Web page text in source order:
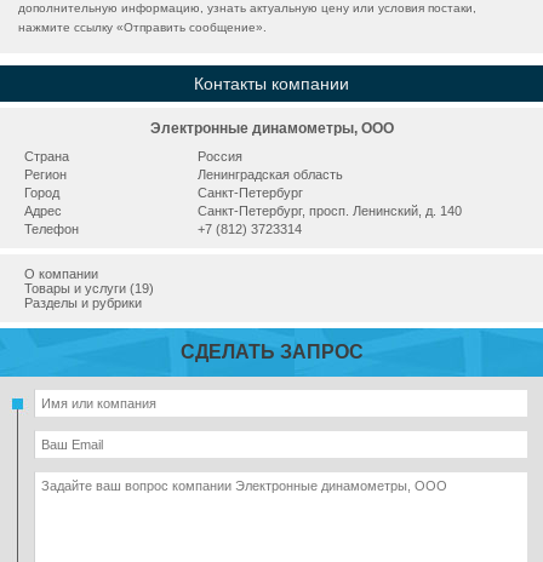
дополнительную информацию, узнать актуальную цену или условия постаки,
нажмите ссылку «Отправить сообщение».
Контакты компании
Электронные динамометры, ООО
Страна
Россия
Регион
Ленинградская область
Город
Санкт-Петербург
Адрес
Санкт-Петербург, просп. Ленинский, д. 140
Телефон
+7 (812) 3723314
О компании
Товары и услуги (19)
Разделы и рубрики
СДЕЛАТЬ ЗАПРОС